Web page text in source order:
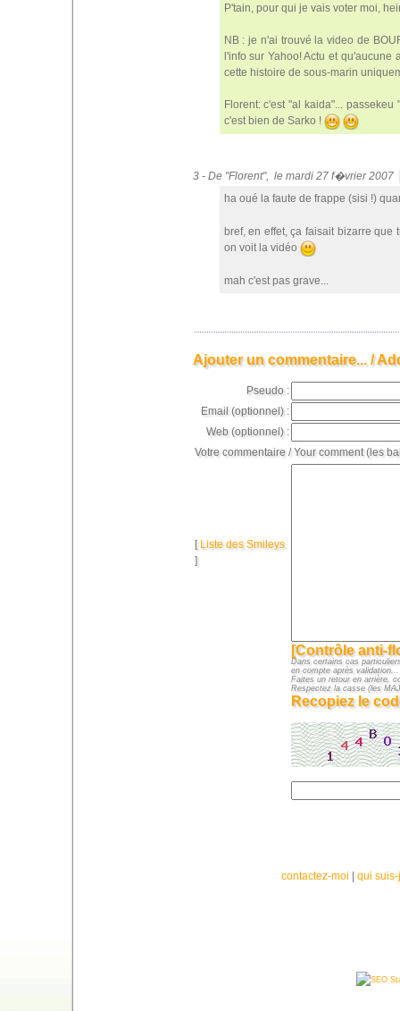
P'tain, pour qui je vais voter moi,
NB : je n'ai trouvé la video de
l'info sur Yahoo! Actu et
cette histoire de sous-marin
Florent: c'est "al kaida"...
c'est bien de Sarko !
3 - De "Florent", le mardi 27 f�vrier 2007
ha oué la faute de frappe (sisi !)
bref, en effet, ça faisait bizarre
on voit la vidéo
mah c'est pas grave...
Ajouter un commentaire... /
Pseudo :
Email (optionnel) :
Web (optionnel) :
Votre commentaire / Your comment (les
[ Liste des Smileys
]
[Contrôle anti-
Dans certains cas
en compte après
Faites un retour en arrière,
Respectez la casse (les
Recopiez le
contactez-moi qui